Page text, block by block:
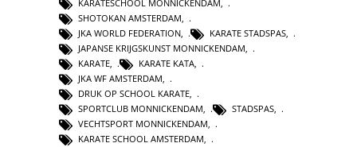
KARATESCHOOL MONNICKENDAM
SHOTOKAN AMSTERDAM
JKA WORLD FEDERATION
KARATE STADSPAS
JAPANSE KRIJGSKUNST MONNICKENDAM
KARATE
KARATE KATA
JKA WF AMSTERDAM
DRUK OP SCHOOL KARATE
SPORTCLUB MONNICKENDAM, STADSPAS,
VECHTSPORT MONNICKENDAM,
KARATE SCHOOL AMSTERDAM,